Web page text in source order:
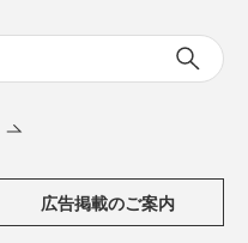
広告掲載のご案内